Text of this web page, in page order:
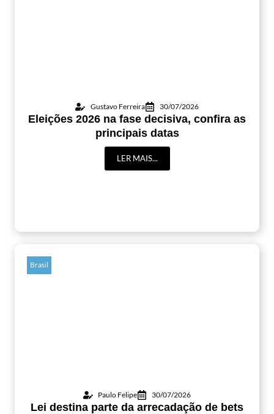
Gustavo Ferreira 30/07/2026
Eleições 2026 na fase decisiva, confira as
principais datas
LER MAIS...
Brasil
Paulo Felipe 30/07/2026
Lei destina parte da arrecadação de bets